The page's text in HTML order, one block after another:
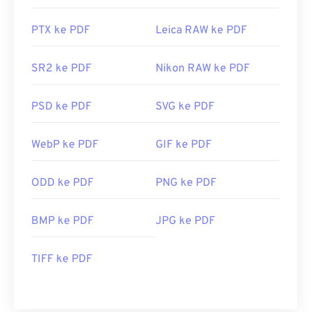
PTX ke PDF Leica RAW ke PDF
SR2 ke PDF Nikon RAW ke PDF
PSD ke PDF SVG ke PDF
WebP ke PDF GIF ke PDF
ODD ke PDF PNG ke PDF
BMP ke PDF JPG ke PDF
TIFF ke PDF